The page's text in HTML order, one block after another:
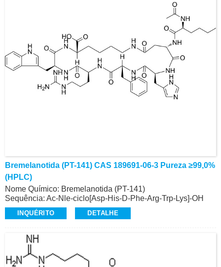
Bremelanotida (PT-141) CAS 189691-06-3 Pureza ≥99,0%
(HPLC)
Nome Químico: Bremelanotida (PT-141)
Sequência: Ac-Nle-ciclo[Asp-His-D-Phe-Arg-Trp-Lys]-OH
CAS: 189691-06-3
Pureza: ≥99,0% (HPLC)
Contato: Dr.
Celular/Wechat/WhatsApp: +86-15026746401
E-Mail: alvin@ruifuchem.com
INQUÉRITO DETALHE